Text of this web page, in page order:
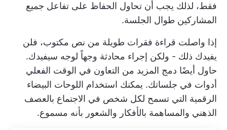
فقط، لذلك يجب أن تحاول الحفاظ على تفاعل جميع
المشاركين طوال الجلسة.
إذا واصلت قراءة فقرات طويلة من نص مكتوب، فلن
يفيدك ذلك - ولكن إجراء محادثة وجهاً لوجه سيفيدك.
حاول أيضًا دمج المزيد من التعاون في الوقت الفعلي
أدوات في جلساتك. يمكنك استخدام اللوحات البيضاء
الرقمية التي تسمح لكل شخص في الاجتماع بالعصف
الذهني والمساهمة بالأفكار والشعور بأنه مسموع.